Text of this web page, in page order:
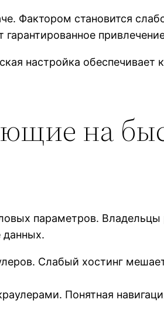
Фактором становится
настройка обеспечивает
на
параметров. Владельцы
данных.
Слабый хостинг
Понятная